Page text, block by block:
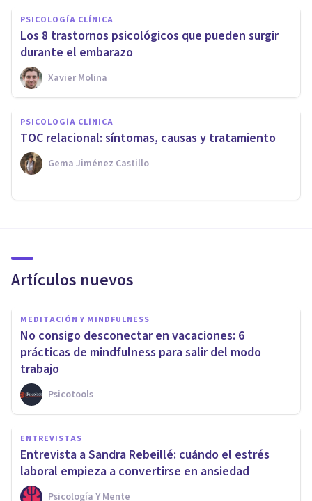
PSICOLOGÍA CLÍNICA
Los 8 trastornos psicológicos que pueden surgir
durante el embarazo
Xavier Molina
PSICOLOGÍA CLÍNICA
TOC relacional: síntomas, causas y tratamiento
Gema Jiménez Castillo
Artículos nuevos
MEDITACIÓN Y MINDFULNESS
No consigo desconectar en vacaciones: 6
prácticas de mindfulness para salir del modo
trabajo
Psicotools
ENTREVISTAS
Entrevista a Sandra Rebeillé: cuándo el estrés
laboral empieza a convertirse en ansiedad
Psicología Y Mente